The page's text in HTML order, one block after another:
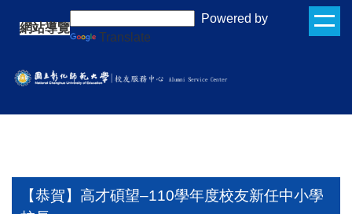
要
內
網站導覽
Powered by
Translate
【恭賀】高才碩望–110學年度校友新任中小學